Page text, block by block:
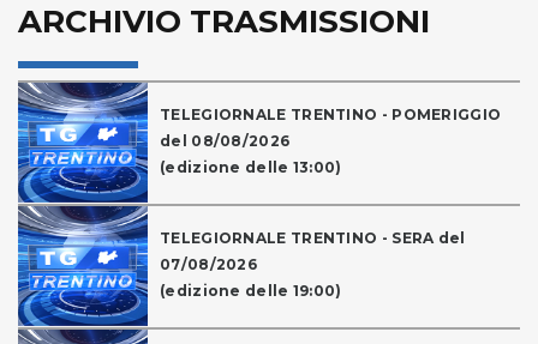
ARCHIVIO TRASMISSIONI
TELEGIORNALE TRENTINO - POMERIGGIO
del 08/08/2026
(edizione delle 13:00)
TELEGIORNALE TRENTINO - SERA del
07/08/2026
(edizione delle 19:00)